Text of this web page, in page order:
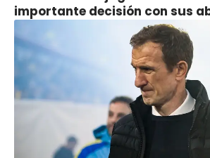
importante decisión con sus